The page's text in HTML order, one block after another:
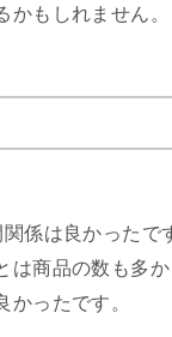
もしれません。
係は良かったで
商品の数も多
ったです。